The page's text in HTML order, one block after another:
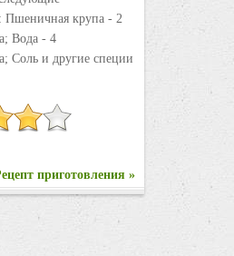
Пшеничная крупа - 2
Вода - 4
Соль и другие специи
приготовления »